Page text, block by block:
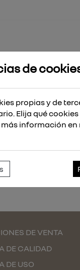
DE VENTA
DE CALIDAD
DE USO
de
propias y de
Elija qué
información en